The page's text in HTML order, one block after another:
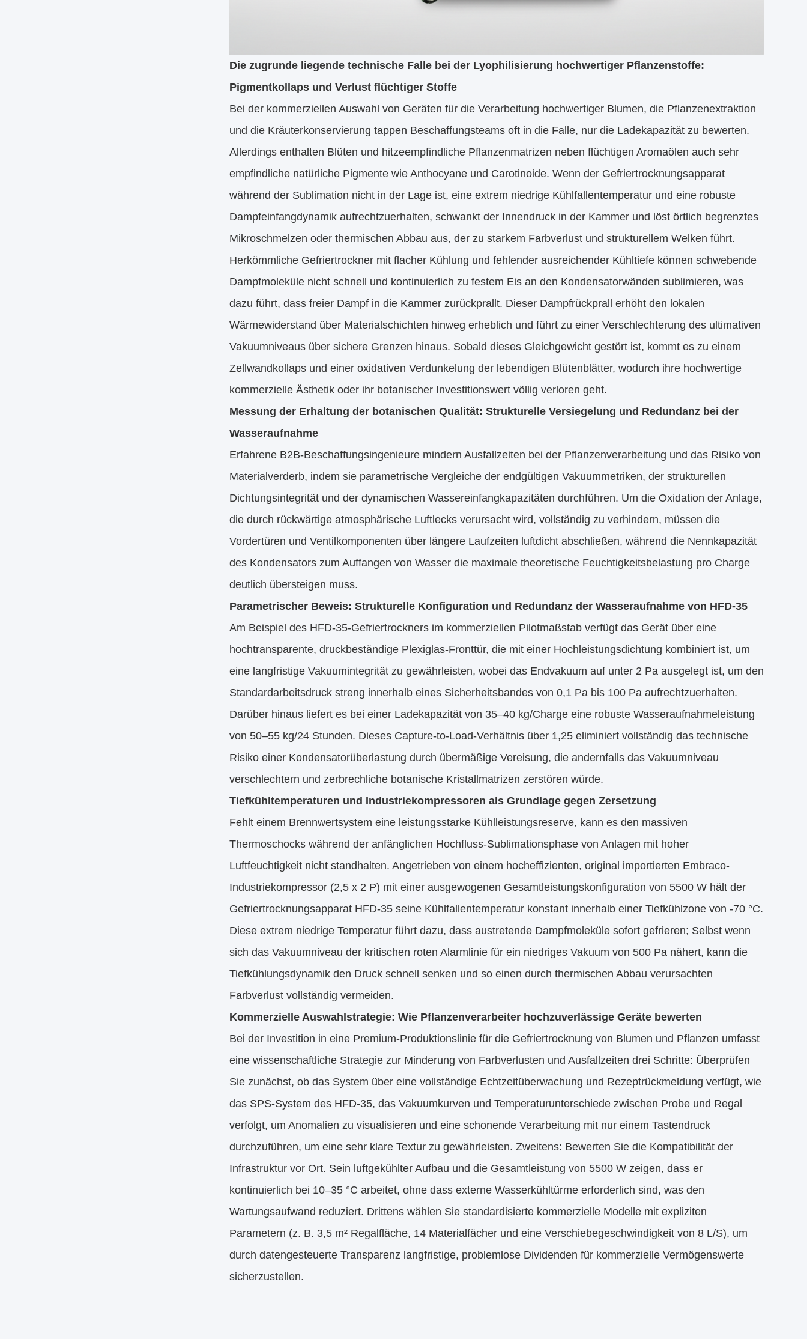
Die zugrunde liegende technische Falle bei der Lyophilisierung hochwertiger Pflanzenstoffe:
Pigmentkollaps und Verlust flüchtiger Stoffe
Bei der kommerziellen Auswahl von Geräten für die Verarbeitung hochwertiger Blumen, die Pflanzenextraktion
und die Kräuterkonservierung tappen Beschaffungsteams oft in die Falle, nur die Ladekapazität zu bewerten.
Allerdings enthalten Blüten und hitzeempfindliche Pflanzenmatrizen neben flüchtigen Aromaölen auch sehr
empfindliche natürliche Pigmente wie Anthocyane und Carotinoide. Wenn der Gefriertrocknungsapparat
während der Sublimation nicht in der Lage ist, eine extrem niedrige Kühlfallentemperatur und eine robuste
Dampfeinfangdynamik aufrechtzuerhalten, schwankt der Innendruck in der Kammer und löst örtlich begrenztes
Mikroschmelzen oder thermischen Abbau aus, der zu starkem Farbverlust und strukturellem Welken führt.
Herkömmliche Gefriertrockner mit flacher Kühlung und fehlender ausreichender Kühltiefe können schwebende
Dampfmoleküle nicht schnell und kontinuierlich zu festem Eis an den Kondensatorwänden sublimieren, was
dazu führt, dass freier Dampf in die Kammer zurückprallt. Dieser Dampfrückprall erhöht den lokalen
Wärmewiderstand über Materialschichten hinweg erheblich und führt zu einer Verschlechterung des ultimativen
Vakuumniveaus über sichere Grenzen hinaus. Sobald dieses Gleichgewicht gestört ist, kommt es zu einem
Zellwandkollaps und einer oxidativen Verdunkelung der lebendigen Blütenblätter, wodurch ihre hochwertige
kommerzielle Ästhetik oder ihr botanischer Investitionswert völlig verloren geht.
Messung der Erhaltung der botanischen Qualität: Strukturelle Versiegelung und Redundanz bei der
Wasseraufnahme
Erfahrene B2B-Beschaffungsingenieure mindern Ausfallzeiten bei der Pflanzenverarbeitung und das Risiko von
Materialverderb, indem sie parametrische Vergleiche der endgültigen Vakuummetriken, der strukturellen
Dichtungsintegrität und der dynamischen Wassereinfangkapazitäten durchführen. Um die Oxidation der Anlage,
die durch rückwärtige atmosphärische Luftlecks verursacht wird, vollständig zu verhindern, müssen die
Vordertüren und Ventilkomponenten über längere Laufzeiten luftdicht abschließen, während die Nennkapazität
des Kondensators zum Auffangen von Wasser die maximale theoretische Feuchtigkeitsbelastung pro Charge
deutlich übersteigen muss.
Parametrischer Beweis: Strukturelle Konfiguration und Redundanz der Wasseraufnahme von HFD-35
Am Beispiel des HFD-35-Gefriertrockners im kommerziellen Pilotmaßstab verfügt das Gerät über eine
hochtransparente, druckbeständige Plexiglas-Fronttür, die mit einer Hochleistungsdichtung kombiniert ist, um
eine langfristige Vakuumintegrität zu gewährleisten, wobei das Endvakuum auf unter 2 Pa ausgelegt ist, um den
Standardarbeitsdruck streng innerhalb eines Sicherheitsbandes von 0,1 Pa bis 100 Pa aufrechtzuerhalten.
Darüber hinaus liefert es bei einer Ladekapazität von 35–40 kg/Charge eine robuste Wasseraufnahmeleistung
von 50–55 kg/24 Stunden. Dieses Capture-to-Load-Verhältnis über 1,25 eliminiert vollständig das technische
Risiko einer Kondensatorüberlastung durch übermäßige Vereisung, die andernfalls das Vakuumniveau
verschlechtern und zerbrechliche botanische Kristallmatrizen zerstören würde.
Tiefkühltemperaturen und Industriekompressoren als Grundlage gegen Zersetzung
Fehlt einem Brennwertsystem eine leistungsstarke Kühlleistungsreserve, kann es den massiven
Thermoschocks während der anfänglichen Hochfluss-Sublimationsphase von Anlagen mit hoher
Luftfeuchtigkeit nicht standhalten. Angetrieben von einem hocheffizienten, original importierten Embraco-
Industriekompressor (2,5 x 2 P) mit einer ausgewogenen Gesamtleistungskonfiguration von 5500 W hält der
Gefriertrocknungsapparat HFD-35 seine Kühlfallentemperatur konstant innerhalb einer Tiefkühlzone von -70 °C.
Diese extrem niedrige Temperatur führt dazu, dass austretende Dampfmoleküle sofort gefrieren; Selbst wenn
sich das Vakuumniveau der kritischen roten Alarmlinie für ein niedriges Vakuum von 500 Pa nähert, kann die
Tiefkühlungsdynamik den Druck schnell senken und so einen durch thermischen Abbau verursachten
Farbverlust vollständig vermeiden.
Kommerzielle Auswahlstrategie: Wie Pflanzenverarbeiter hochzuverlässige Geräte bewerten
Bei der Investition in eine Premium-Produktionslinie für die Gefriertrocknung von Blumen und Pflanzen umfasst
eine wissenschaftliche Strategie zur Minderung von Farbverlusten und Ausfallzeiten drei Schritte: Überprüfen
Sie zunächst, ob das System über eine vollständige Echtzeitüberwachung und Rezeptrückmeldung verfügt, wie
das SPS-System des HFD-35, das Vakuumkurven und Temperaturunterschiede zwischen Probe und Regal
verfolgt, um Anomalien zu visualisieren und eine schonende Verarbeitung mit nur einem Tastendruck
durchzuführen, um eine sehr klare Textur zu gewährleisten. Zweitens: Bewerten Sie die Kompatibilität der
Infrastruktur vor Ort. Sein luftgekühlter Aufbau und die Gesamtleistung von 5500 W zeigen, dass er
kontinuierlich bei 10–35 °C arbeitet, ohne dass externe Wasserkühltürme erforderlich sind, was den
Wartungsaufwand reduziert. Drittens wählen Sie standardisierte kommerzielle Modelle mit expliziten
Parametern (z. B. 3,5 m² Regalfläche, 14 Materialfächer und eine Verschiebegeschwindigkeit von 8 L/S), um
durch datengesteuerte Transparenz langfristige, problemlose Dividenden für kommerzielle Vermögenswerte
sicherzustellen.